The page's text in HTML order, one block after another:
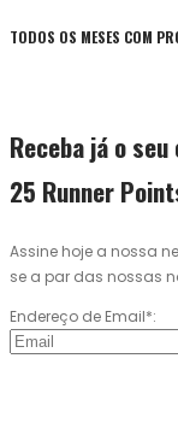
TODOS OS MESES COM
Receba já o
25 Runner
Assine hoje a nossa
se a par das nossas
Endereço de Email*: